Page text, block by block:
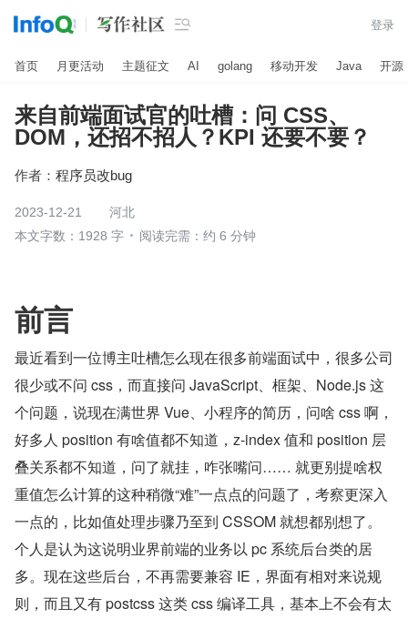
 登录
首页 月更活动 主题征文 AI golang 移动开发 Java 开源
来自前端面试官的吐槽：问 CSS、
DOM，还招不招人？KPI 还要不要？
作者： 程序员改bug
2023-12-21
河北
本文字数：1928 字
阅读完需：约 6 分钟
前言
最近看到一位博主吐槽怎么现在很多前端面试中，很多公司
很少或不问 css，而直接问 JavaScript、框架、Node.js 这
个问题，说现在满世界 Vue、小程序的简历，问啥 css 啊，
好多人 position 有啥值都不知道，z-index 值和 position 层
叠关系都不知道，问了就挂，咋张嘴问…… 就更别提啥权
重值怎么计算的这种稍微“难”一点点的问题了，考察更深入
一点的，比如值处理步骤乃至到 CSSOM 就想都别想了。
个人是认为这说明业界前端的业务以 pc 系统后台类的居
多。现在这些后台，不再需要兼容 IE，界面有相对来说规
则，而且又有 postcss 这类 css 编译工具，基本上不会有太